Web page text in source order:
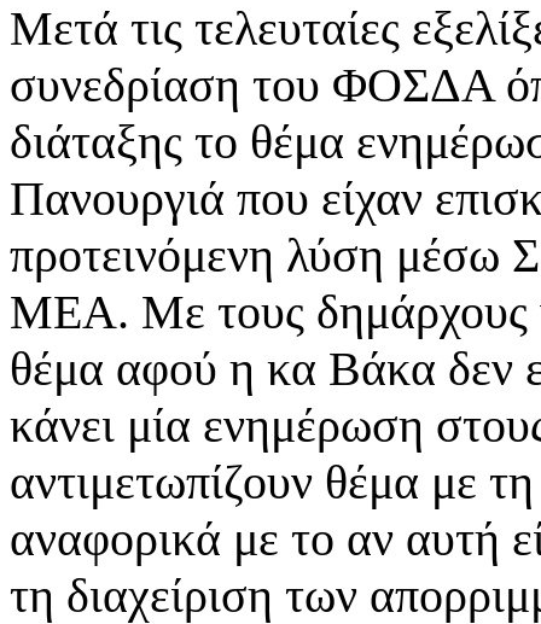
Μετά τις τελευταίες
συνεδρίαση του ΦΟΣΔΑ
διάταξης το θέμα
Πανουργιά που είχαν
προτεινόμενη λύση μέσω
ΜΕΑ. Με τους δημάρχους
θέμα αφού η κα Βάκα δεν
κάνει μία ενημέρωση
αντιμετωπίζουν θέμα με
αναφορικά με το αν αυτή
τη διαχείριση των